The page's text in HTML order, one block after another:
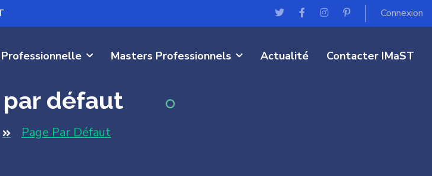
Connexion
Masters Professionnels Actualité Contacter IMaST
par défaut
Page Par Défaut